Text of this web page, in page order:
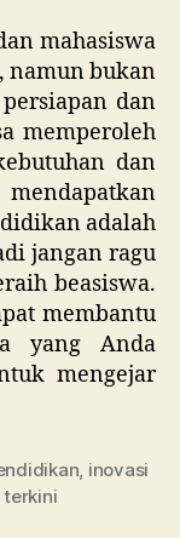
mahasiswa
namun bukan
dan
memperoleh
dan
adalah
jangan ragu
beasiswa.
membantu
yang Anda
mengejar
, inovasi
terkini